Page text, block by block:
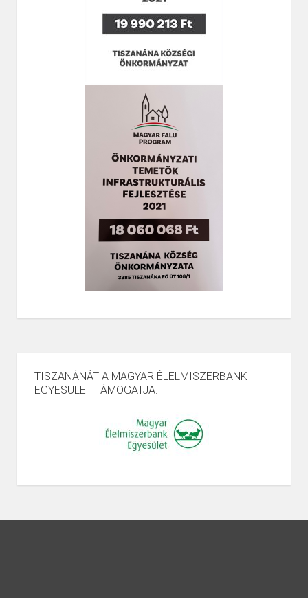
TISZANÁNÁT A MAGYAR ÉLELMISZERBANK
EGYESÜLET TÁMOGATJA.